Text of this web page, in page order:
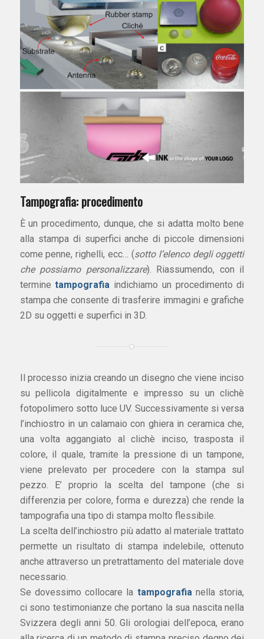
Tampografia: procedimento
È un procedimento, dunque, che si adatta molto bene
alla stampa di superfici anche di piccole dimensioni
come penne, righelli, ecc… (sotto l’elenco degli oggetti
che possiamo personalizzare). Riassumendo, con il
terminetampografia indichiamo un procedimento di
stampa che consente di trasferire immagini e grafiche
2D su oggetti e superfici in 3D.
Il processo inizia creando un disegno che viene inciso
su pellicola digitalmente e impresso su un clichè
fotopolimero sotto luce UV. Successivamente si versa
l’inchiostro in un calamaio con ghiera in ceramica che,
una volta aggangiato al clichè inciso, trasposta il
colore, il quale, tramite la pressione di un tampone,
viene prelevato per procedere con la stampa sul
pezzo. E’ proprio la scelta del tampone (che si
differenzia per colore, forma e durezza) che rende la
tampografia una tipo di stampa molto flessibile.
La scelta dell’inchiostro più adatto al materiale trattato
permette un risultato di stampa indelebile, ottenuto
anche attraverso un pretrattamento del materiale dove
necessario.
Se dovessimo collocare la tampografianella storia,
ci sono testimonianze che portano la sua nascita nella
Svizzera degli anni 50. Gli orologiai dell’epoca, erano